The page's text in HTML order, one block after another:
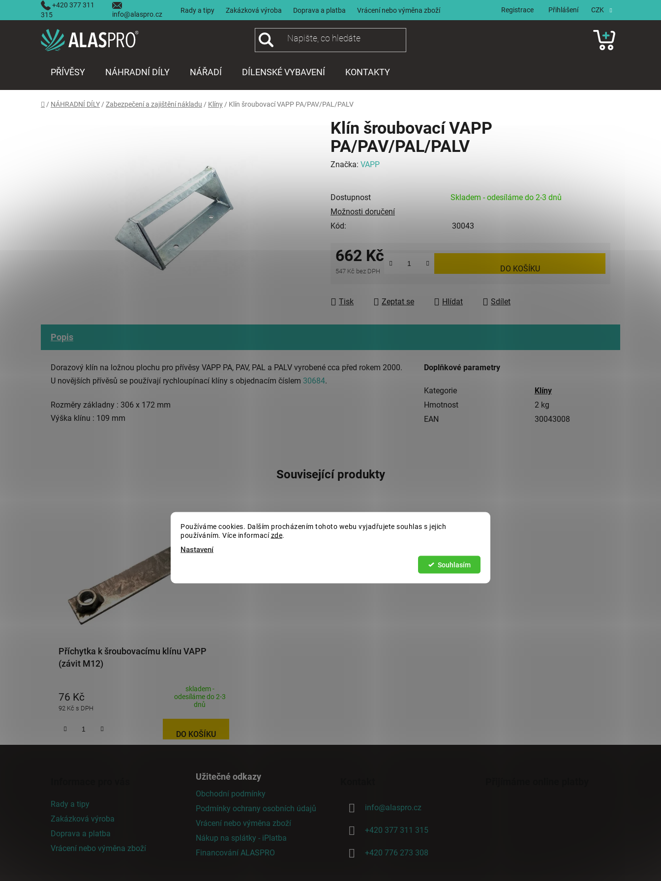
Používáme cookies. Dalším procházením tohoto webu vyjadřujete souhlas s jejich
používáním. Více informacízde
Nastavení
Souhlasím
+420 377 311
315
info@alaspro.cz Rady a tipy Zakázková výroba Doprava a platba Vrácení nebo výměna zboží CZK
Přihlášení
Registrace
NÁKUPNÍ
PŘÍVĚSY NÁHRADNÍ DÍLY NÁŘADÍ DÍLENSKÉ VYBAVENÍ KONTAKTY
Domů
/ NÁHRADNÍ DÍLY / Zabezpečení a zajištění nákladu / Klíny / Klín šroubovací VAPP PA/PAV/PAL/PALV
Klín šroubovací VAPP
PA/PAV/PAL/PALV
Značka: VAPP
Dostupnost
Skladem - odesíláme do 2-3 dnů
Možnosti doručení
Kód:
30043
662 Kč
547 Kč bez DPH DO KOŠÍKU
Tisk Zeptat se Hlídat Sdílet
Popis
Dorazový klín na ložnou plochu pro přívěsy VAPP PA, PAV, PAL a PALV vyrobené cca před rokem 2000.
U novějších přívěsů se používají rychloupínací klíny s objednacím číslem 30684.
Rozměry základny : 306 x 172 mm
Výška klínu : 109 mm
Doplňkové parametry
Kategorie
Klíny
Hmotnost
2 kg
EAN
30043008
Související produkty
Příchytka k šroubovacímu klínu VAPP
(závit M12)
92 Kč s DPH
76 Kč
skladem -
odesíláme do 2-3
dnů
DO KOŠÍKU
Rady a tipy
Zakázková výroba
Doprava a platba
Vrácení nebo výměna zboží
Užitečné odkazy
Obchodní podmínky
Podmínky ochrany osobních údajů
Vrácení nebo výměna zboží
Nákup na splátky - iPlatba
Financování ALASPRO
info@alaspro.cz
+420 377 311 315
+420 776 273 308